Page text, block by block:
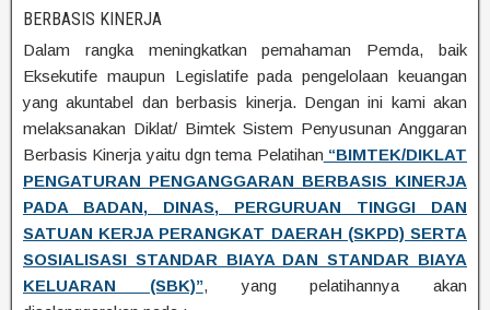
BERBASIS KINERJA
Dalam rangka meningkatkan pemahaman Pemda, baik
Eksekutife maupun Legislatife pada pengelolaan keuangan
yang akuntabel dan berbasis kinerja. Dengan ini kami akan
melaksanakan Diklat/ Bimtek Sistem Penyusunan Anggaran
Berbasis Kinerja yaitu dgn tema Pelatihan “BIMTEK/DIKLAT
PENGATURAN PENGANGGARAN BERBASIS KINERJA
PADA BADAN, DINAS, PERGURUAN TINGGI DAN
SATUAN KERJA PERANGKAT DAERAH (SKPD) SERTA
SOSIALISASI STANDAR BIAYA DAN STANDAR BIAYA
KELUARAN (SBK)”, yang pelatihannya akan